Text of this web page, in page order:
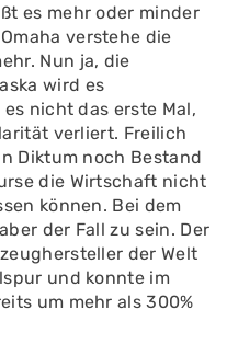
es mehr oder minder
verstehe die
Nun ja, die
wird es
nicht das erste Mal,
verliert. Freilich
Diktum noch Bestand
die Wirtschaft nicht
können. Bei dem
der Fall zu sein. Der
der Welt
und konnte im
um mehr als 300%